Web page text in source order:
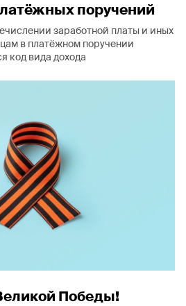
поручений
заработной платы и иных
в платёжном поручении
код вида дохода
Победы!